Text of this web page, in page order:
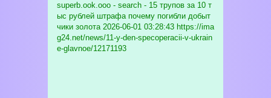
superb.ook.ooo - search - 15 трупов за 10 т
ыс рублей штрафа почему погибли добыт
чики золота2026-06-01 03:28:43 https://ima
g24.net/news/11-y-den-specoperacii-v-ukrain
e-glavnoe/12171193